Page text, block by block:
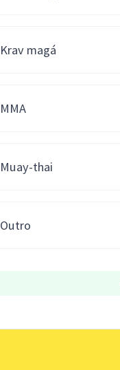
Krav magá
MMA
Muay-thai
Outro